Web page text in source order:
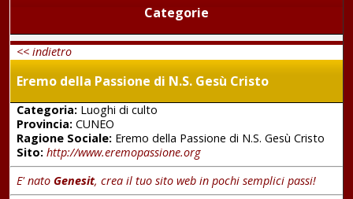
Categorie
<< indietro
Eremo della Passione di N.S. Gesù Cristo
Categoria:Luoghi di culto
Provincia:CUNEO
Ragione Sociale:Eremo della Passione di N.S. Gesù Cristo
Sito: http://www.eremopassione.org
E' nato Genesit, crea il tuo sito web in pochi semplici passi!